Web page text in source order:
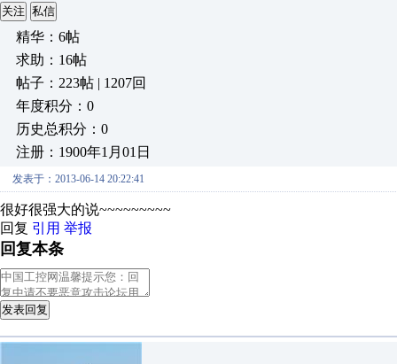
关注 私信
精华：6帖
求助：16帖
帖子：223帖 | 1207回
年度积分：0
历史总积分：0
注册：1900年1月01日
发表于：2013-06-14 20:22:41
很好很强大的说~~~~~~~~~
回复 引用 举报
回复本条
发表回复